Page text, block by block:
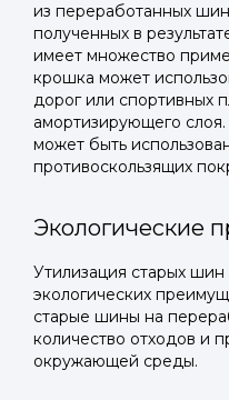
из переработанных
полученных в
имеет множество
крошка может
дорог или спортивных
амортизирующего
может быть
противоскользящих
Экологические
Утилизация старых
экологических
старые шины на
количество отходов и
окружающей среды.